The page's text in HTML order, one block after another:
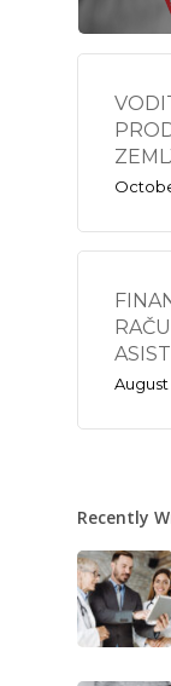
August
Recently